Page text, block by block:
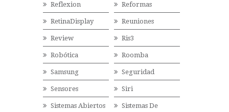
Reflexion Reformas
RetinaDisplay Reuniones
Review Ris3
Robótica Roomba
Samsung Seguridad
Sensores Siri
Sistemas Abiertos
Sistemas De